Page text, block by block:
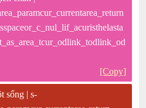
[Copy]
sống | s-